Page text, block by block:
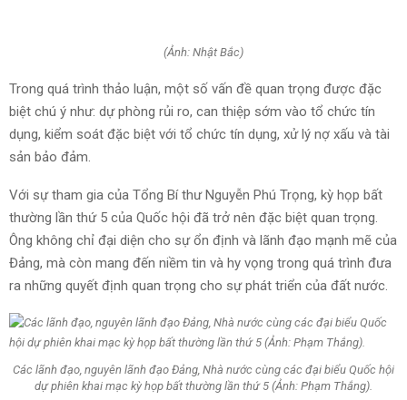
(Ảnh: Nhật Bắc)
Trong quá trình thảo luận, một số vấn đề quan trọng được đặc
biệt chú ý như: dự phòng rủi ro, can thiệp sớm vào tổ chức tín
dụng, kiểm soát đặc biệt với tổ chức tín dụng, xử lý nợ xấu và tài
sản bảo đảm.
Với sự tham gia của Tổng Bí thư Nguyễn Phú Trọng, kỳ họp bất
thường lần thứ 5 của Quốc hội đã trở nên đặc biệt quan trọng.
Ông không chỉ đại diện cho sự ổn định và lãnh đạo mạnh mẽ của
Đảng, mà còn mang đến niềm tin và hy vọng trong quá trình đưa
ra những quyết định quan trọng cho sự phát triển của đất nước.
Các lãnh đạo, nguyên lãnh đạo Đảng, Nhà nước cùng các đại biểu Quốc hội
dự phiên khai mạc kỳ họp bất thường lần thứ 5 (Ảnh: Phạm Thắng).